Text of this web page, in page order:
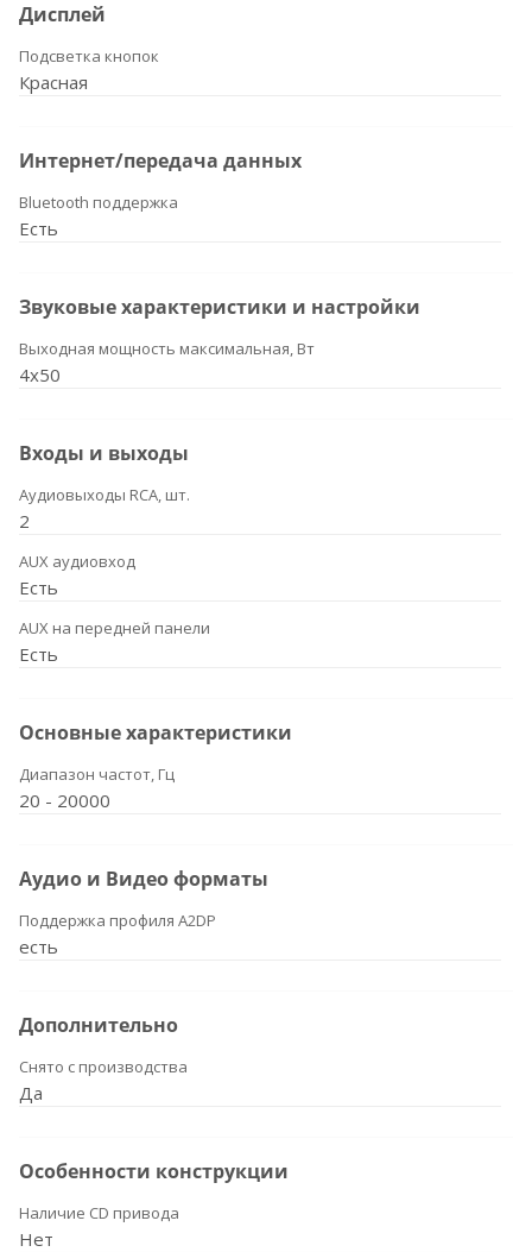
Дисплей
Подсветка кнопок
Красная
Интернет/передача данных
Bluetooth поддержка
Есть
Звуковые характеристики и настройки
Выходная мощность максимальная, Вт
4x50
Входы и выходы
Аудиовыходы RCA, шт.
2
AUX аудиовход
Есть
AUX на передней панели
Есть
Основные характеристики
Диапазон частот, Гц
20 - 20000
Аудио и Видео форматы
Поддержка профиля A2DP
есть
Дополнительно
Снято с производства
Да
Особенности конструкции
Наличие CD привода
Нет